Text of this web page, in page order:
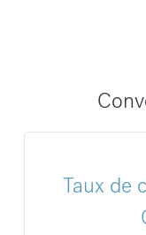
Taux de